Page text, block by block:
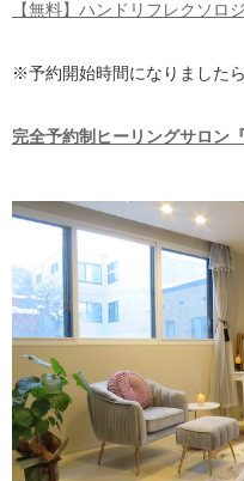
【無料】ハンドリフレクソロ
※予約開始時間になりました
完全予約制ヒーリングサロン『